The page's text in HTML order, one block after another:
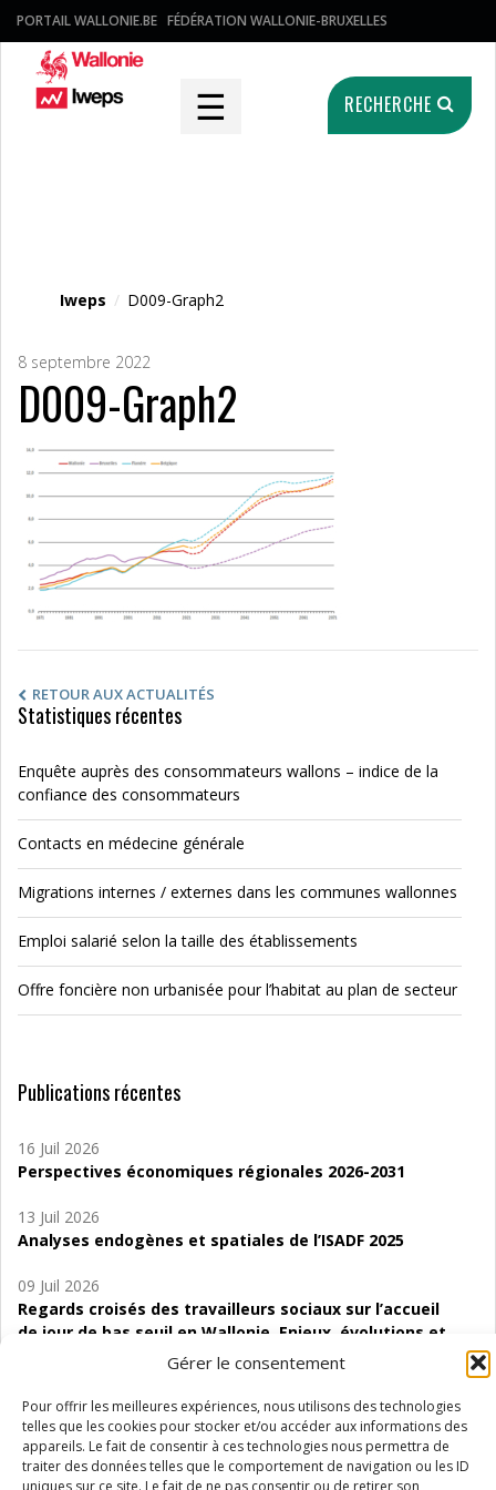
Gérer le consentement
Pour offrir les meilleures expériences, nous utilisons des technologies
telles que les cookies pour stocker et/ou accéder aux informations des
appareils. Le fait de consentir à ces technologies nous permettra de
traiter des données telles que le comportement de navigation ou les ID
uniques sur ce site. Le fait de ne pas consentir ou de retirer son
PORTAIL WALLONIE.BE FÉDÉRATION WALLONIE-BRUXELLES
☰ RECHERCHE
Iweps / D009-Graph2
8 septembre 2022
D009-Graph2
RETOUR AUX ACTUALITÉS
Statistiques récentes
Enquête auprès des consommateurs wallons – indice de la
confiance des consommateurs
Contacts en médecine générale
Migrations internes / externes dans les communes wallonnes
Emploi salarié selon la taille des établissements
Offre foncière non urbanisée pour l’habitat au plan de secteur
Publications récentes
16 Juil 2026
Perspectives économiques régionales 2026-2031
13 Juil 2026
Analyses endogènes et spatiales de l’ISADF 2025
09 Juil 2026
Regards croisés des travailleurs sociaux sur l’accueil
de jour de bas seuil en Wallonie. Enjeux, évolutions et
06 Juil 2026
Étude d’évaluabilité des Structures
d’accompagnement à l’autocréation d’emploi (SAACE)